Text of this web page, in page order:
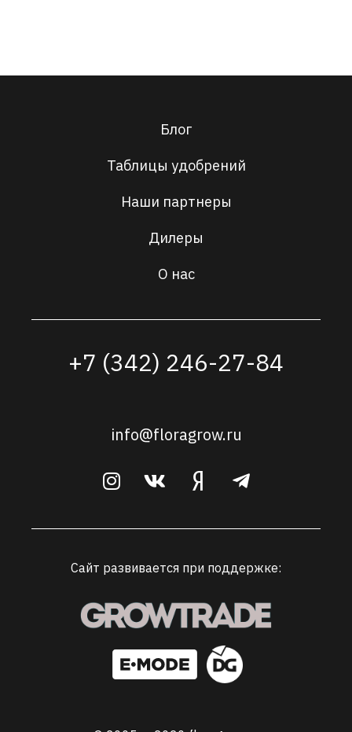
Блог
Таблицы удобрений
Наши партнеры
Дилеры
О нас
+7 (342) 246-27-84
info@floragrow.ru
Сайт развивается при поддержке: